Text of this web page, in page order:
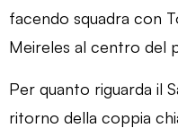
facendo squadra con
Meireles al centro del
Per quanto riguarda il
ritorno della coppia